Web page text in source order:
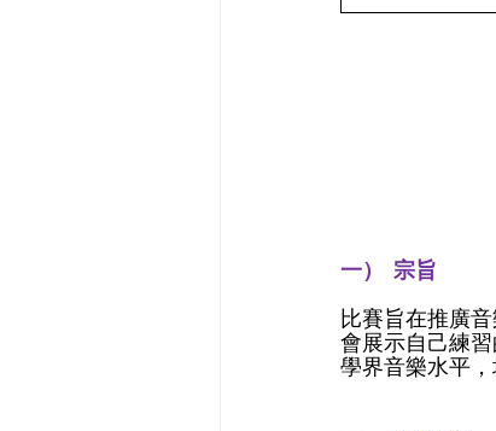
一）  宗旨
比賽旨在推廣
會展示自己練
學界音樂水平，